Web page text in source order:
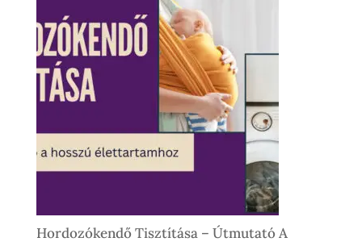
Avagy
Okos
Próba
Vásárlás
Előtt
És
Különleges
Élethelyzetekre
Hordozókendő Tisztítása – Útmutató A